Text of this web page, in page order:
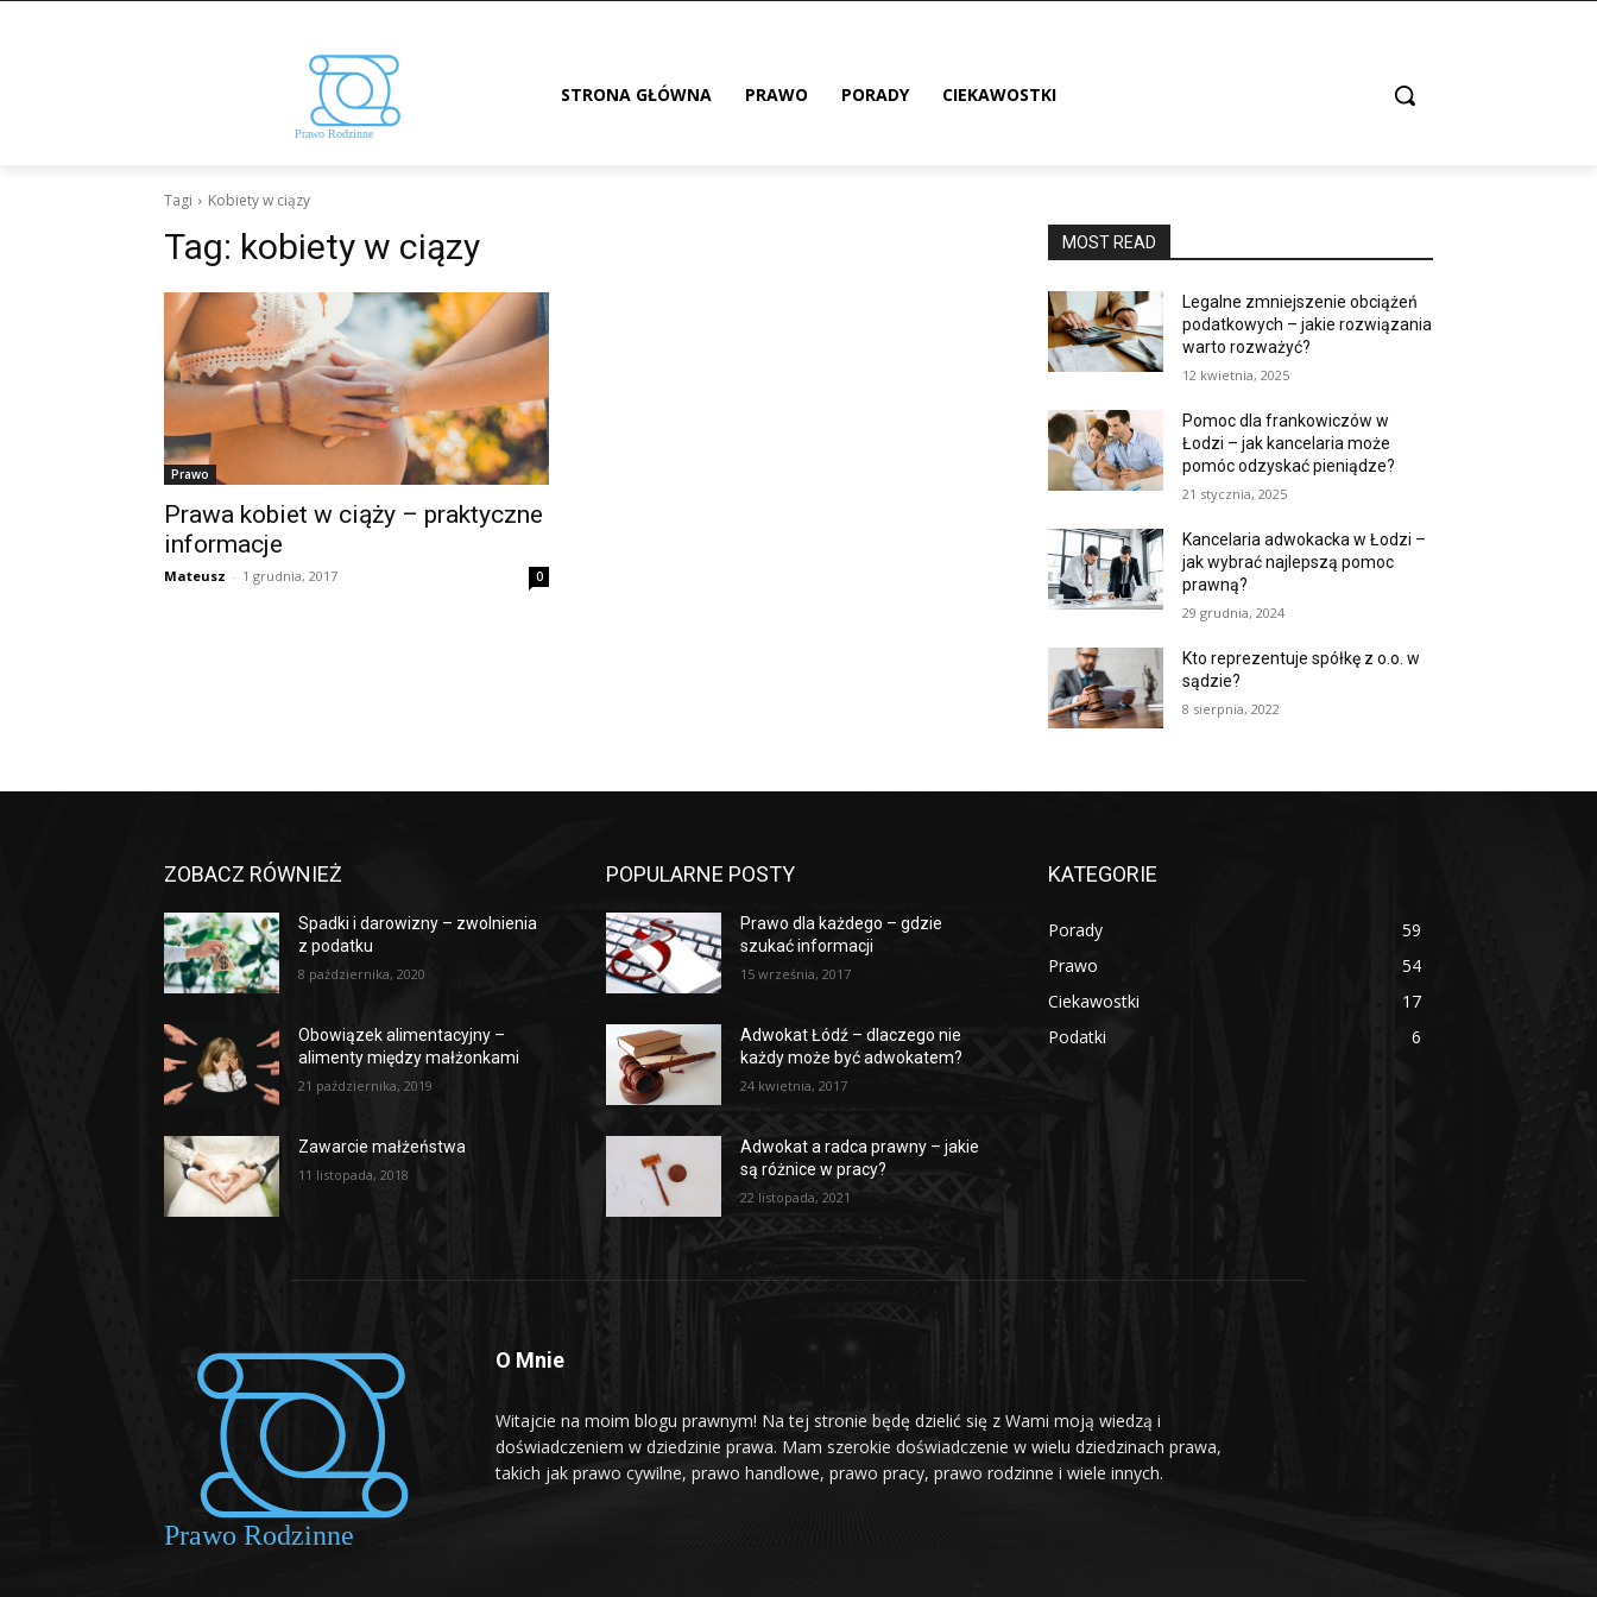
STRONA GŁÓWNA PRAWO PORADY CIEKAWOSTKI
Tagi Kobiety w ciązy
Tag: kobiety w ciązy
Prawo
Prawa kobiet w ciąży – praktyczne
informacje
Mateusz - 1 grudnia, 2017 0
MOST READ
Legalne zmniejszenie obciążeń
podatkowych – jakie rozwiązania
warto rozważyć?
12 kwietnia, 2025
Pomoc dla frankowiczów w
Łodzi – jak kancelaria może
pomóc odzyskać pieniądze?
21 stycznia, 2025
Kancelaria adwokacka w Łodzi –
jak wybrać najlepszą pomoc
prawną?
29 grudnia, 2024
Kto reprezentuje spółkę z o.o. w
sądzie?
8 sierpnia, 2022
ZOBACZ RÓWNIEŻ
Spadki i darowizny – zwolnienia
z podatku
8 października, 2020
Obowiązek alimentacyjny –
alimenty między małżonkami
21 października, 2019
Zawarcie małżeństwa
11 listopada, 2018
POPULARNE POSTY
Prawo dla każdego – gdzie
szukać informacji
15 września, 2017
Adwokat Łódź – dlaczego nie
każdy może być adwokatem?
24 kwietnia, 2017
Adwokat a radca prawny – jakie
są różnice w pracy?
22 listopada, 2021
KATEGORIE
Porady
59
Prawo
54
Ciekawostki
17
Podatki
6
O Mnie
Witajcie na moim blogu prawnym! Na tej stronie będę dzielić się z Wami moją wiedzą i
doświadczeniem w dziedzinie prawa. Mam szerokie doświadczenie w wielu dziedzinach prawa,
takich jak prawo cywilne, prawo handlowe, prawo pracy, prawo rodzinne i wiele innych.